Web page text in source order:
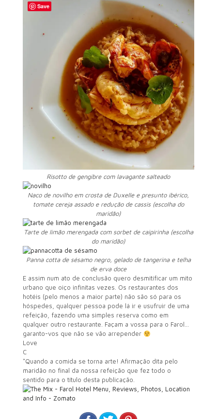
Risotto de gengibre com lavagante salteado
Naco de novilho em crosta de Duxelle e presunto ibérico,
tomate cereja assado e redução de cassis (escolha do
maridão)
Tarte de limão merengada com sorbet de caipirinha (escolha
do maridão)
Panna cotta de sésamo negro, gelado de tangerina e telha
de erva doce
E assim num ato de conclusão quero desmitificar um mito
urbano que oiço infinitas vezes. Os restaurantes dos
hotéis (pelo menos a maior parte) não são só para os
hóspedes, qualquer pessoa pode lá ir e usufruir de uma
refeição, fazendo uma simples reserva como em
qualquer outro restaurante. Façam a vossa para o Farol…
garanto-vos que não se vão arrepender
Love
C
*Quando a comida se torna arte! Afirmação dita pelo
maridão no final da nossa refeição que fez todo o
sentido para o título desta publicação.
Save